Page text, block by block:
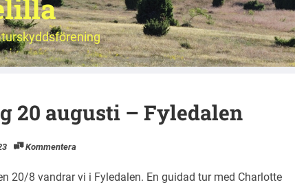
20 augusti – Fyledalen
Kommentera
20/8 vandrar vi i Fyledalen. En guidad tur med Charlotte